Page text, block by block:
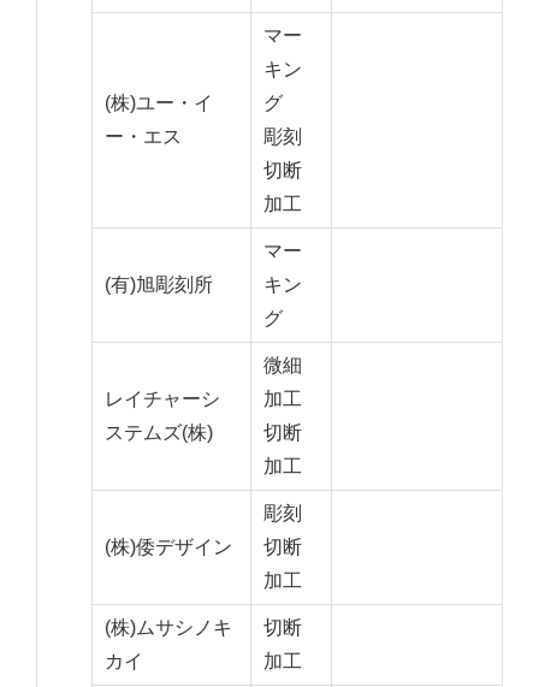
(株)ユー・イ
ー・エス
マー
キン
グ
彫刻
切断
加工
(有)旭彫刻所
マー
キン
グ
レイチャーシ
ステムズ(株)
微細
加工
切断
加工
(株)倭デザイン
彫刻
切断
加工
(株)ムサシノキ
カイ
切断
加工